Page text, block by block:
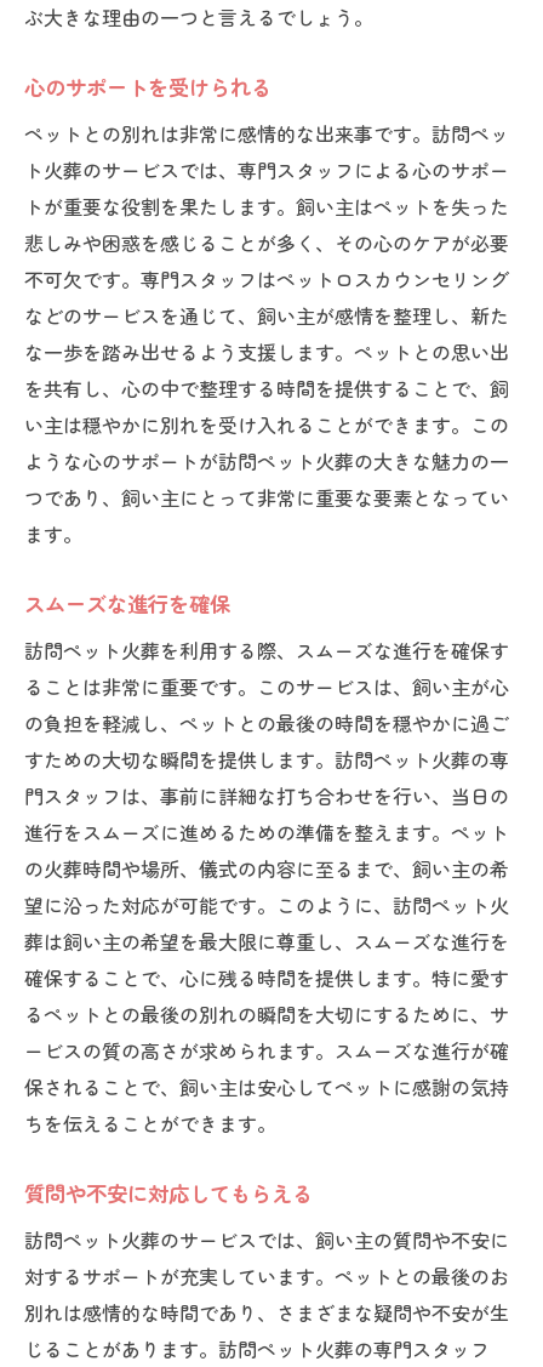
ぶ大きな理由の一つと言えるでしょう。
心のサポートを受けられる
ペットとの別れは非常に感情的な出来事です。訪問ペッ
ト火葬のサービスでは、専門スタッフによる心のサポー
トが重要な役割を果たします。飼い主はペットを失った
悲しみや困惑を感じることが多く、その心のケアが必要
不可欠です。専門スタッフはペットロスカウンセリング
などのサービスを通じて、飼い主が感情を整理し、新た
な一歩を踏み出せるよう支援します。ペットとの思い出
を共有し、心の中で整理する時間を提供することで、飼
い主は穏やかに別れを受け入れることができます。この
ような心のサポートが訪問ペット火葬の大きな魅力の一
つであり、飼い主にとって非常に重要な要素となってい
ます。
スムーズな進行を確保
訪問ペット火葬を利用する際、スムーズな進行を確保す
ることは非常に重要です。このサービスは、飼い主が心
の負担を軽減し、ペットとの最後の時間を穏やかに過ご
すための大切な瞬間を提供します。訪問ペット火葬の専
門スタッフは、事前に詳細な打ち合わせを行い、当日の
進行をスムーズに進めるための準備を整えます。ペット
の火葬時間や場所、儀式の内容に至るまで、飼い主の希
望に沿った対応が可能です。このように、訪問ペット火
葬は飼い主の希望を最大限に尊重し、スムーズな進行を
確保することで、心に残る時間を提供します。特に愛す
るペットとの最後の別れの瞬間を大切にするために、サ
ービスの質の高さが求められます。スムーズな進行が確
保されることで、飼い主は安心してペットに感謝の気持
ちを伝えることができます。
質問や不安に対応してもらえる
訪問ペット火葬のサービスでは、飼い主の質問や不安に
対するサポートが充実しています。ペットとの最後のお
別れは感情的な時間であり、さまざまな疑問や不安が生
じることがあります。訪問ペット火葬の専門スタッフ